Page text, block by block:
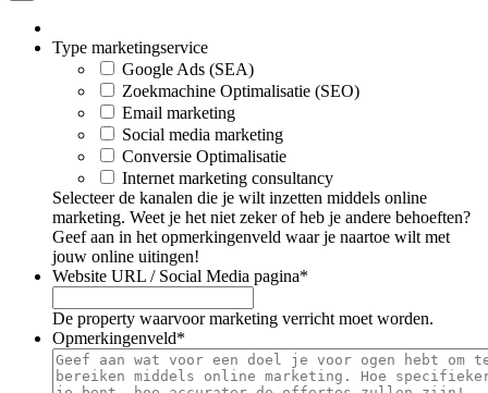
Type marketingservice
Google Ads (SEA)
Zoekmachine Optimalisatie (SEO)
Email marketing
Social media marketing
Conversie Optimalisatie
Internet marketing consultancy
Selecteer de kanalen die je wilt inzetten middels online
marketing. Weet je het niet zeker of heb je andere behoeften?
Geef aan in het opmerkingenveld waar je naartoe wilt met
jouw online uitingen!
Website URL / Social Media pagina*
De property waarvoor marketing verricht moet worden.
Opmerkingenveld*